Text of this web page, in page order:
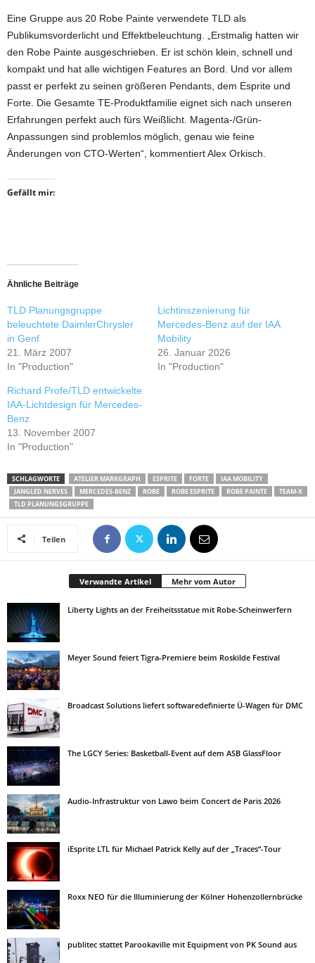
Eine Gruppe aus 20 Robe Painte verwendete TLD als
Publikumsvorderlicht und Effektbeleuchtung. „Erstmalig hatten wir
den Robe Painte ausgeschrieben. Er ist schön klein, schnell und
kompakt und hat alle wichtigen Features an Bord. Und vor allem
passt er perfekt zu seinen größeren Pendants, dem Esprite und
Forte. Die Gesamte TE-Produktfamilie eignet sich nach unseren
Erfahrungen perfekt auch fürs Weißlicht. Magenta-/Grün-
Anpassungen sind problemlos möglich, genau wie feine
Änderungen von CTO-Werten“, kommentiert Alex Orkisch.
Gefällt mir:
Ähnliche Beiträge
TLD Planungsgruppe
beleuchtete DaimlerChrysler
in Genf
21. März 2007
In "Production"
Lichtinszenierung für
Mercedes-Benz auf der IAA
Mobility
26. Januar 2026
In "Production"
Richard Profe/TLD entwickelte
IAA-Lichtdesign für Mercedes-
Benz
13. November 2007
In "Production"
SCHLAGWORTE ATELIER MARKGRAPH ESPRITE FORTE
IAA MOBILITY
JANGLED NERVES
MERCEDES-BENZ ROBE ROBE ESPRITE ROBE PAINTE
TEAM-X
TLD PLANUNGSGRUPPE
Teilen
Verwandte Artikel Mehr vom Autor
Liberty Lights an der Freiheitsstatue mit Robe-Scheinwerfern
Meyer Sound feiert Tigra-Premiere beim Roskilde Festival
Broadcast Solutions liefert softwaredefinierte Ü-Wagen für DMC
The LGCY Series: Basketball-Event auf dem ASB GlassFloor
Audio-Infrastruktur von Lawo beim Concert de Paris 2026
iEsprite LTL für Michael Patrick Kelly auf der „Traces“-Tour
Roxx NEO für die Illuminierung der Kölner Hohenzollernbrücke
publitec stattet Parookaville mit Equipment von PK Sound aus